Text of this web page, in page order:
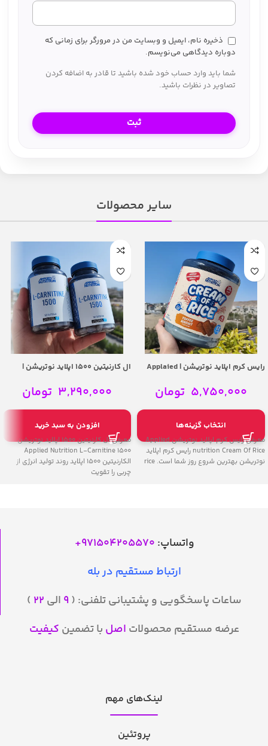
ذخیره نام، ایمیل و وبسایت من در مرورگر برای زمانی که
دوباره دیدگاهی می‌نویسم.
شما باید وارد حساب خود شده باشید تا قادر به اضافه کردن
تصاویر در نظرات باشید.
سایر محصولات
رایس کرم اپلاید نوتریشن | Applaied
5,750,000 تومان
انتخاب گزینه‌ها
معرفی رایس کرم اپلاید نوتریشن Applied
nutrition Cream Of Rice رایس کرم اپلاید
نوتریشن بهترین شروع روز شما است. rice
ال کارنیتین 1500 اپلاید نوتریشن |
3,290,000 تومان
افزودن به سبد خرید
معرفی ال کارنیتین 1500 اپلاید نوتریشن
Applied Nutrition L-Carnitine 1500
الکارنیتین 1500 اپلاید روند تولید انرژی از
چربی را تقویت
واتساپ: 971504205570
+
ارتباط مستقیم در بله
ساعات پاسخگویی و پشتیبانی تلفنی: ( ۹ الی ۲۲ )
عرضه مستقیم محصولات اصل با تضمین کیفیت
لینک‌های مهم
پروتئین